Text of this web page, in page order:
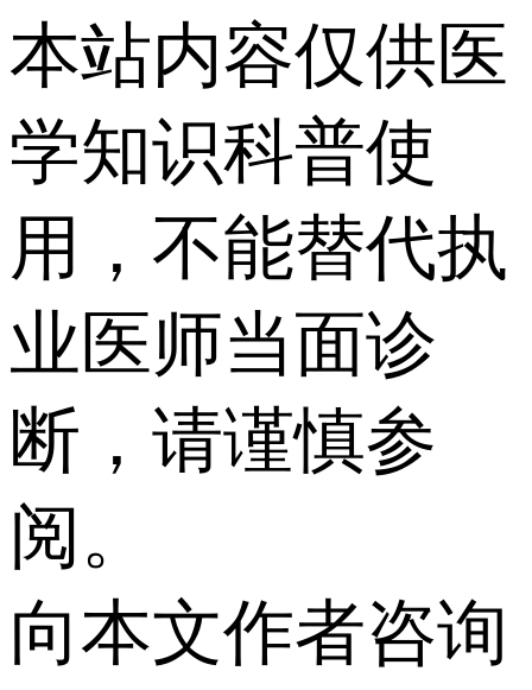
本站内容仅供医
学知识科普使
用，不能替代执
业医师当面诊
断，请谨慎参
阅。
向本文作者咨询